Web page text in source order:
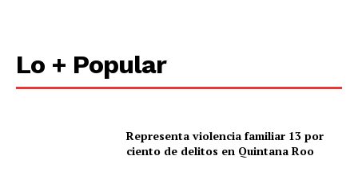
Lo + Popular
Representa violencia familiar 13 por
ciento de delitos en Quintana Roo